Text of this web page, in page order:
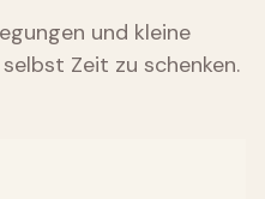
und kleine
Zeit zu schenken.